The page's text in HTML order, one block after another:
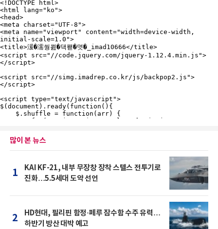
많이 본 뉴스
1
KAI KF-21, 내부 무장창 장착 스텔스 전투기로
진화…5.5세대 도약 선언
2
HD현대, 필리핀 함정·페루 잠수함 수주 유력…
하반기 방산 대박 예고